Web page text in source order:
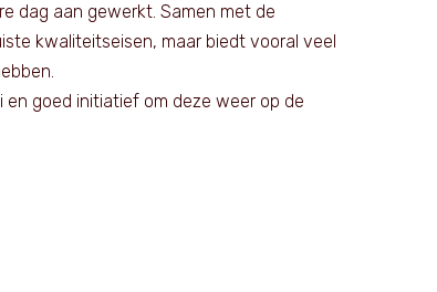
dag aan gewerkt. Samen met de
kwaliteitseisen, maar biedt vooral veel
en goed initiatief om deze weer op de